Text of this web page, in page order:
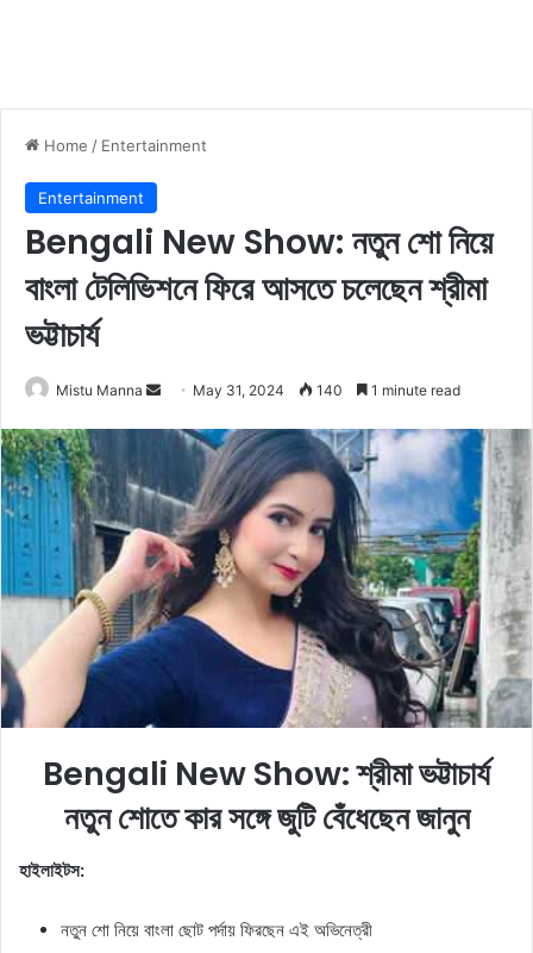
Home / Entertainment
Entertainment
Bengali New Show: নতুন শো নিয়ে
বাংলা টেলিভিশনে ফিরে আসতে চলেছেন শ্রীমা
ভট্টাচার্য
Mistu Manna
a
n
e
m
a
May 31, 2024 140 1 minute read
Bengali New Show: শ্রীমা ভট্টাচার্য
নতুন শোতে কার সঙ্গে জুটি বেঁধেছেন জানুন
হাইলাইটস:
নতুন শো নিয়ে বাংলা ছোট পর্দায় ফিরছেন এই অভিনেত্রী